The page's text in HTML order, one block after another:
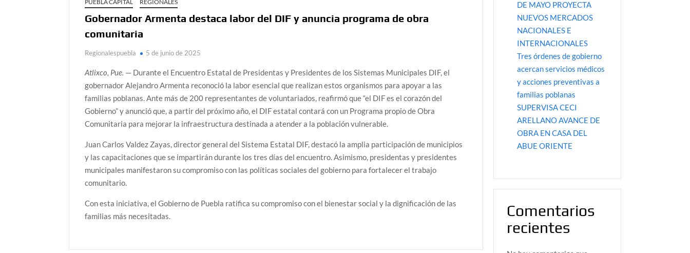
PUEBLA CAPITAL REGIONALES
Gobernador Armenta destaca labor del DIF y anuncia programa de obra
comunitaria
Regionalespuebla 5 de junio de 2025
Atlixco, Pue. — Durante el Encuentro Estatal de Presidentas y Presidentes de los Sistemas Municipales DIF, el
gobernador Alejandro Armenta reconoció la labor esencial que realizan estos organismos para apoyar a las
familias poblanas. Ante más de 200 representantes de voluntariados, reafirmó que “el DIF es el corazón del
Gobierno” y anunció que, a partir del próximo año, el DIF estatal contará con un Programa propio de Obra
Comunitaria para mejorar la infraestructura destinada a atender a la población vulnerable.
Juan Carlos Valdez Zayas, director general del Sistema Estatal DIF, destacó la amplia participación de municipios
y las capacitaciones que se impartirán durante los tres días del encuentro. Asimismo, presidentas y presidentes
municipales manifestaron su compromiso con las políticas sociales del gobierno para fortalecer el trabajo
comunitario.
Con esta iniciativa, el Gobierno de Puebla ratifica su compromiso con el bienestar social y la dignificación de las
familias más necesitadas.
DE MAYO PROYECTA
NUEVOS MERCADOS
NACIONALES E
INTERNACIONALES
Tres órdenes de gobierno
acercan servicios médicos
y acciones preventivas a
familias poblanas
SUPERVISA CECI
ARELLANO AVANCE DE
OBRA EN CASA DEL
ABUE ORIENTE
Comentarios
recientes